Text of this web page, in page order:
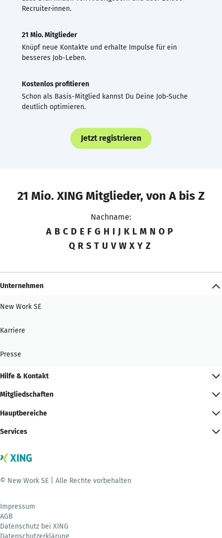
Recruiter·innen.
21 Mio. Mitglieder
Knüpf neue Kontakte und erhalte Impulse für ein
besseres Job-Leben.
Kostenlos profitieren
Schon als Basis-Mitglied kannst Du Deine Job-Suche
deutlich optimieren.
Jetzt registrieren
21 Mio. XING Mitglieder, von A bis Z
Nachname:
A B C D E F G H I J K L M N O P
Q R S T U V W X Y Z
Unternehmen
New Work SE
Karriere
Presse
Hilfe & Kontakt
Mitgliedschaften
Hauptbereiche
Services
© New Work SE | Alle Rechte vorbehalten
Impressum
AGB
Datenschutz bei XING
Datenschutzerklärung